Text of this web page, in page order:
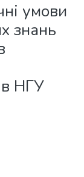
умови
знань
НГУ